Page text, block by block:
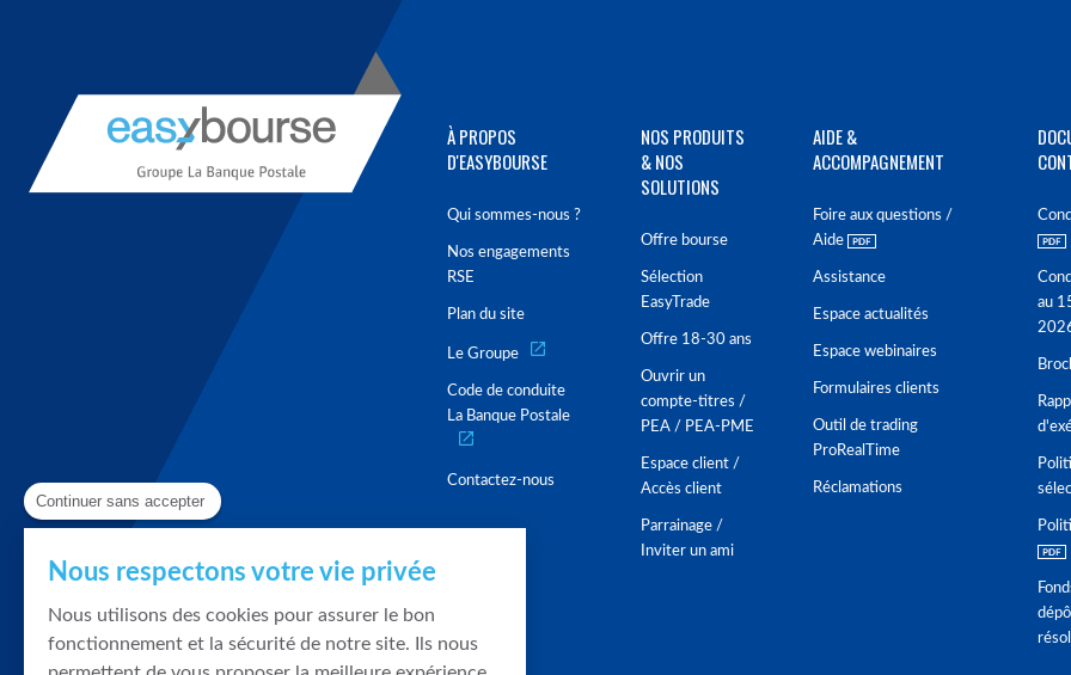
À PROPOS
D'EASYBOURSE
Qui sommes-nous ?
Nos engagements
RSE
Plan du site
Le Groupe
Code de conduite
La Banque Postale
Contactez-nous
NOS PRODUITS
& NOS
SOLUTIONS
Offre bourse
Sélection
EasyTrade
Offre 18-30 ans
Ouvrir un
compte-titres /
PEA / PEA-PME
Espace client /
Accès client
Parrainage /
Inviter un ami
AIDE &
ACCOMPAGNEMENT
Foire aux questions /
Aide
Assistance
Espace actualités
Espace webinaires
Formulaires clients
Outil de trading
ProRealTime
Réclamations
au
Continuer sans accepter
Nous respectons votre vie privée
Nous utilisons des cookies pour assurer le bon
fonctionnement et la sécurité de notre site. Ils nous